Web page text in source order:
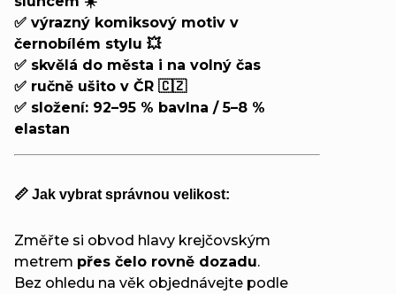
✅ výrazný komiksový motiv v
černobílém stylu 💥
✅ skvělá do města i na volný čas
✅ ručně ušito v ČR 🇨🇿
✅ složení: 92–95 % bavlna / 5–8 %
elastan
📏 Jak vybrat správnou velikost:
Změřte si obvod hlavy krejčovským
metrem přes čelo rovně dozadu.
Bez ohledu na věk objednávejte podle